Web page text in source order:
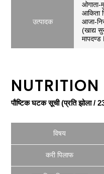
उत्पादक
ओगाता-
आकिता
आजा-
(खाद्य
मापदण्ड
पौष्टिक घटक सूची (प्रति झोला /
विषय
करी पिलाफ